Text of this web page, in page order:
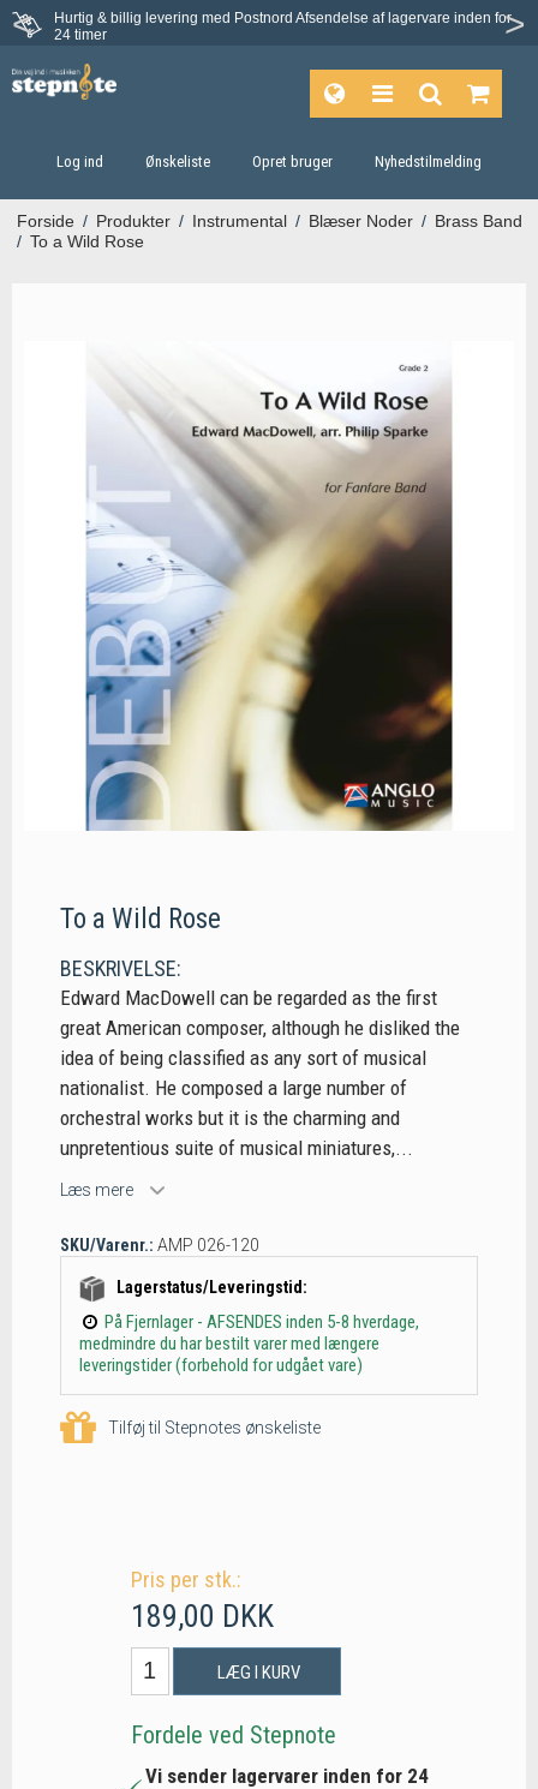
Hurtig & billig levering med Postnord Afsendelse af lagervare inden for
24 timer
Fortrydelsesret på 30 dage
Log ind Ønskeliste Opret bruger Nyhedstilmelding
Forside / Produkter / Instrumental / Blæser Noder / Brass Band
/ To a Wild Rose
To a Wild Rose
BESKRIVELSE:
Edward MacDowell can be regarded as the first
great American composer, although he disliked the
idea of being classified as any sort of musical
nationalist. He composed a large number of
orchestral works but it is the charming and
unpretentious suite of musical miniatures,...
Læs mere
SKU/Varenr.: AMP 026-120
Lagerstatus/Leveringstid:
På Fjernlager - AFSENDES inden 5-8 hverdage,
medmindre du har bestilt varer med længere
leveringstider (forbehold for udgået vare)
Tilføj til Stepnotes ønskeliste
Pris per stk.:
189,00 DKK
LÆG I KURV
Fordele ved Stepnote
Vi sender lagervarer inden for 24